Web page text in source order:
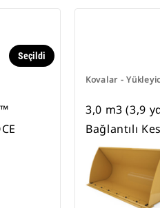
Seçildi
Kovalar -
3,0 m3 (3,9
Bağlantılı